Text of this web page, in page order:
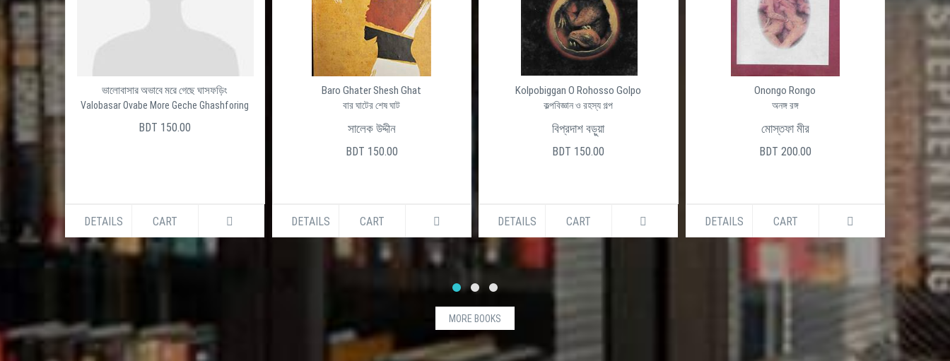
ভালোবাসার অভাবে মরে গেছে ঘাসফড়িং
Valobasar Ovabe More Geche Ghashforing
BDT 150.00
DETAILS CART
Baro Ghater Shesh Ghat
বার ঘাটের শেষ ঘাট
সালেক উদ্দীন
BDT 150.00
DETAILS CART
Kolpobiggan O Rohosso Golpo
কল্পবিজ্ঞান ও রহস্য গল্প
বিপ্রদাশ বড়ুয়া
BDT 150.00
DETAILS CART
Onongo Rongo
অনঙ্গ রঙ্গ
মোস্তফা মীর
BDT 200.00
DETAILS CART DETAILS
MORE BOOKS